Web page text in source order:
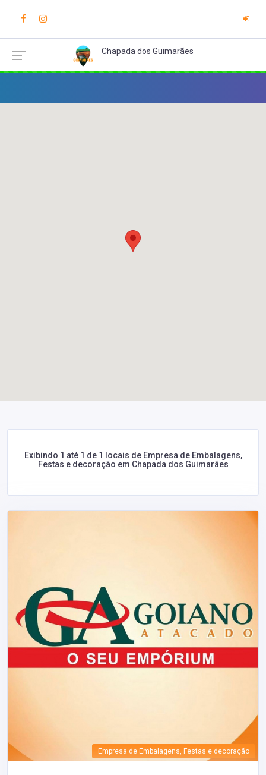
Chapada dos Guimarães
Exibindo 1 até 1 de 1 locais de Empresa de Embalagens,
Festas e decoração em Chapada dos Guimarães
Empresa de Embalagens, Festas e decoração